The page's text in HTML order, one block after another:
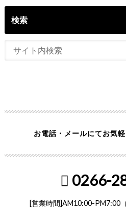
検索
お電話・メールにてお気
0266-
[営業時間]AM10:00-PM7:00